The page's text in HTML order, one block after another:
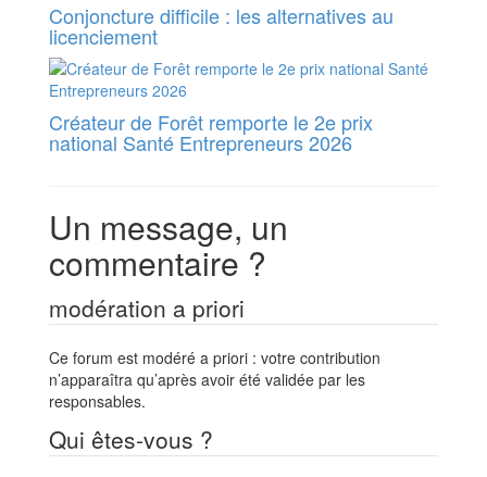
Conjoncture difficile : les alternatives au
licenciement
Créateur de Forêt remporte le 2e prix
national Santé Entrepreneurs 2026
Un message, un
commentaire ?
modération a priori
Ce forum est modéré a priori : votre contribution
n’apparaîtra qu’après avoir été validée par les
responsables.
Qui êtes-vous ?